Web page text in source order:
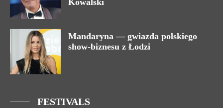
Mandaryna — gwiazda polskiego
show-biznesu z Łodzi
FESTIVALS